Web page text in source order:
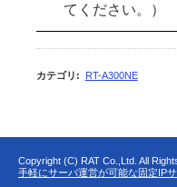
てください。）
カテゴリ : RT-A300NE
Copyright (C) RAT Co.,Ltd. All
手軽にサーバ運営が可能な固定IP